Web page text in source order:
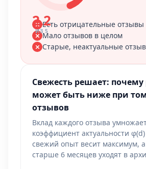
2.2
ИЗ 5
Есть отрицательные отзывы
Мало отзывов в целом
Старые, неактуальные
Свежесть решает: почему
может быть ниже при
отзывов
Вклад каждого отзыва
коэффициент актуальности φ(d)
свежий опыт весит максимум,
старше 6 месяцев уходят в